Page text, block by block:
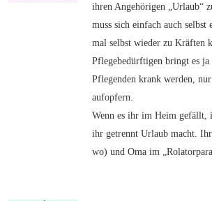
ihren Angehörigen „Urlaub“
muss sich einfach auch selbst
mal selbst wieder zu Kräften
Pflegebedürftigen bringt es
Pflegenden krank werden,
aufopfern.
Wenn es ihr im Heim gefällt,
ihr getrennt Urlaub macht.
wo) und Oma im